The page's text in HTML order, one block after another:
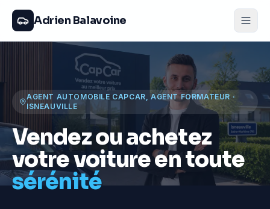
Adrien Balavoine
AGENT AUTOMOBILE CAPCAR, AGENT FORMATEUR ·
ISNEAUVILLE
Vendez ou achetez
votre voiture en toute
sérénité